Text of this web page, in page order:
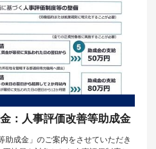
：人事評価改善等助成金
助成金」のご案内をさせていただき